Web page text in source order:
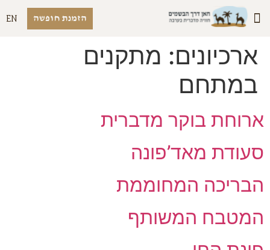
הזמנת חופשה EN
ארכיונים: מתקנים
במתחם
ארוחת בוקר מדברית
סעודת מאד’פונה
הבריכה המחוממת
המטבח המשותף